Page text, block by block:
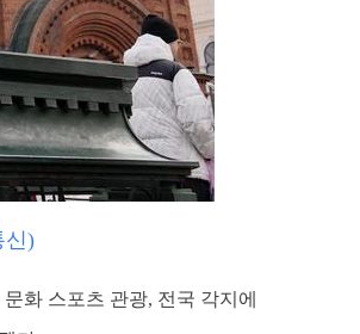
신)
화 스포츠 관광, 전국 각지에